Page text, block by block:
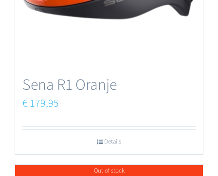
Sena R1 Oranje
€179,95
Details
Out of stock